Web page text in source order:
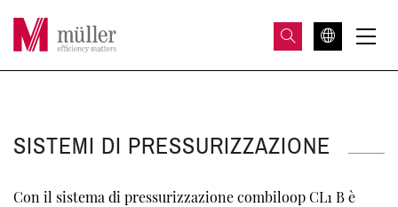
SISTEMI DI PRESSURIZZAZIONE
Con il sistema di pressurizzazione combiloop CL1 B è